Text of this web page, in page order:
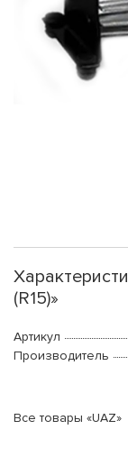
(R15)»
Артикул
Производитель
Все товары «UAZ»